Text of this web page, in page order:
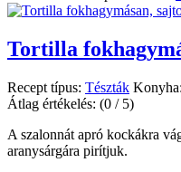
Tortilla
Recept típus: Tészták Konyha:
Átlag értékelés: (0 / 5)
A szalonnát apró kockákra
aranysárgára pirítjuk.